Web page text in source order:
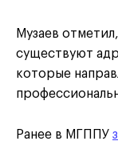
Музаев
существуют
которые
Ранее в МГППУ